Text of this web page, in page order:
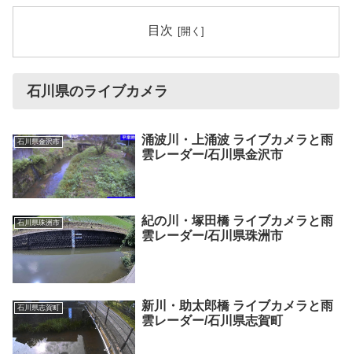
目次
石川県のライブカメラ
石川県金沢市
涌波川・上涌波 ライブカメラと雨
雲レーダー/石川県金沢市
石川県珠洲市
紀の川・塚田橋 ライブカメラと雨
雲レーダー/石川県珠洲市
石川県志賀町
新川・助太郎橋 ライブカメラと雨
雲レーダー/石川県志賀町